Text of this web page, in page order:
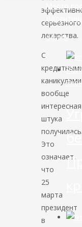
серьёзного
лекарства.
С
каникулами
вообще
интересная
штука
получилась.
Это
означает,
что
25
марта
президент
в
Место
Видео